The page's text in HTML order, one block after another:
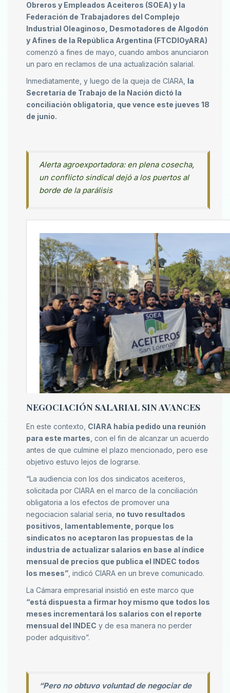
Obreros y Empleados Aceiteros (SOEA) y la
Federación de Trabajadores del Complejo
Industrial Oleaginoso, Desmotadores de Algodón
y Afines de la República Argentina (FTCDIOyARA)
comenzó a fines de mayo, cuando ambos anunciaron
un paro en reclamos de una actualización salarial.
Inmediatamente, y luego de la queja de CIARA, la
Secretaría de Trabajo de la Nación dictó la
conciliación obligatoria, que vence este jueves 18
de junio.
Alerta agroexportadora: en plena cosecha,
un conflicto sindical dejó a los puertos al
borde de la parálisis
NEGOCIACIÓN SALARIAL SIN AVANCES
En este contexto, CIARA había pedido una reunión
para este martes , con el fin de alcanzar un acuerdo
antes de que culmine el plazo mencionado, pero ese
objetivo estuvo lejos de lograrse.
“La audiencia con los dos sindicatos aceiteros,
solicitada por CIARA en el marco de la conciliación
obligatoria a los efectos de promover una
negociacion salarial seria, no tuvo resultados
positivos, lamentablemente, porque los
sindicatos no aceptaron las propuestas de la
industria de actualizar salarios en base al índice
mensual de precios que publica el INDEC todos
los meses” , indicó CIARA en un breve comunicado.
La Cámara empresarial insistió en este marco que
“está dispuesta a firmar hoy mismo que todos los
meses incrementará los salarios con el reporte
mensual del INDEC y de esa manera no perder
poder adquisitivo”.
“Pero no obtuvo voluntad de negociar de